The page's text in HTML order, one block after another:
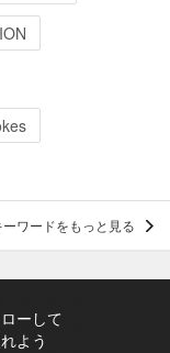
ーワードをもっと見る
ーして
よう